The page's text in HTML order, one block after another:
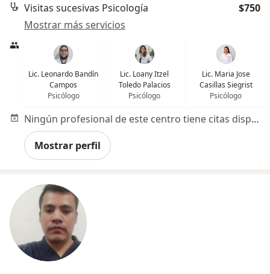
Visitas sucesivas Psicología
$750
Mostrar más servicios
Lic. Leonardo Bandín
Campos
Psicólogo
Lic. Loany Itzel
Toledo Palacios
Psicólogo
Lic. Maria Jose
Casillas Siegrist
Psicólogo
Ningún profesional de este centro tiene citas disponibles
Mostrar perfil